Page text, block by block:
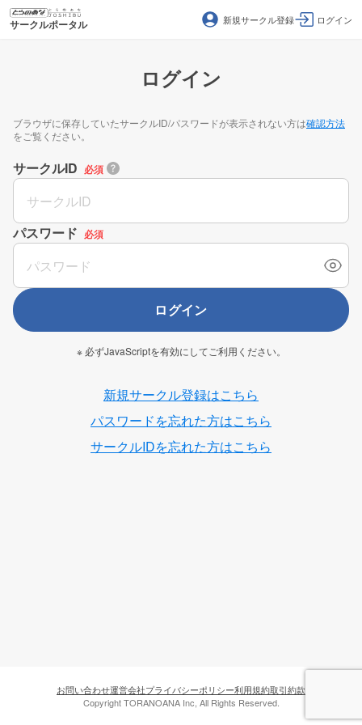
サークルポータル 新規サークル登録 ログイン
ログイン
ブラウザに保存していたサークルID/パスワードが表示されない方は確認方法
をご覧ください。
サークルID 必須
パスワード 必須
ログイン
※ 必ずJavaScriptを有効にしてご利用ください。
新規サークル登録はこちら
パスワードを忘れた方はこちら
サークルIDを忘れた方はこちら
お問い合わせ運営会社プライバシーポリシー利用規約取引約款
Copyright TORANOANA Inc, All Rights Reserved.